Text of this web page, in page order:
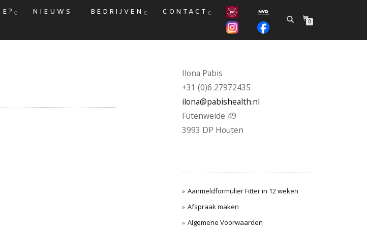
NIEUWS BEDRIJVEN CONTACT
0
Ilona Pabis
+31 (0)6 27972435
ilona@pabishealth.nl
Futenweide 49
3993 DP Houten
Aanmeldformulier Fitter in 12 weken
Afspraak maken
Algemene Voorwaarden